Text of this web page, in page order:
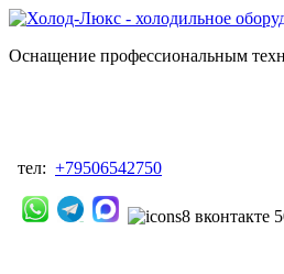
Оснащение профессиональным
тел: +79506542750